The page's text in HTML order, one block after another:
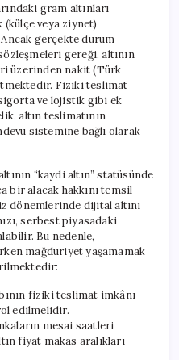
gram altınları
veya ziynet)
gerçekte durum
gereği, altının
üzerinden nakit (Türk
Fiziki teslimat
ve lojistik gibi ek
altın teslimatının
sistemine bağlı olarak
“kaydi altın” statüsünde
bir alacak hakkını temsil
dönemlerinde dijital altını
serbest piyasadaki
Bu nedenle,
mağduriyet yaşamamak
fiziki teslimat imkânı
edilmelidir.
mesai saatleri
fiyat makas aralıkları